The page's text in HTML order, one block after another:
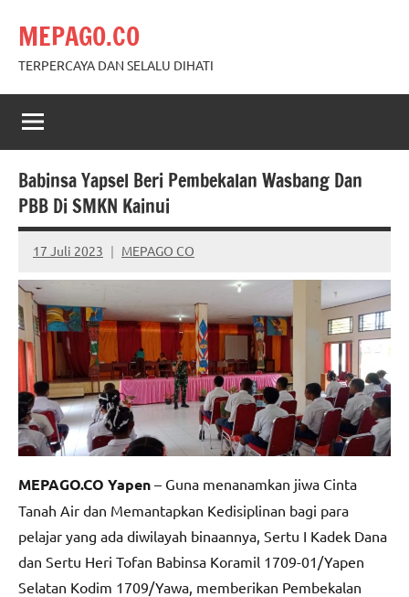
content
MEPAGO.CO
TERPERCAYA DAN SELALU DIHATI
Babinsa Yapsel Beri Pembekalan Wasbang Dan
PBB Di SMKN Kainui
17 Juli 2023 MEPAGO CO
No
comments
MEPAGO.CO Yapen – Guna menanamkan jiwa Cinta
Tanah Air dan Memantapkan Kedisiplinan bagi para
pelajar yang ada diwilayah binaannya, Sertu I Kadek Dana
dan Sertu Heri Tofan Babinsa Koramil 1709-01/Yapen
Selatan Kodim 1709/Yawa, memberikan Pembekalan